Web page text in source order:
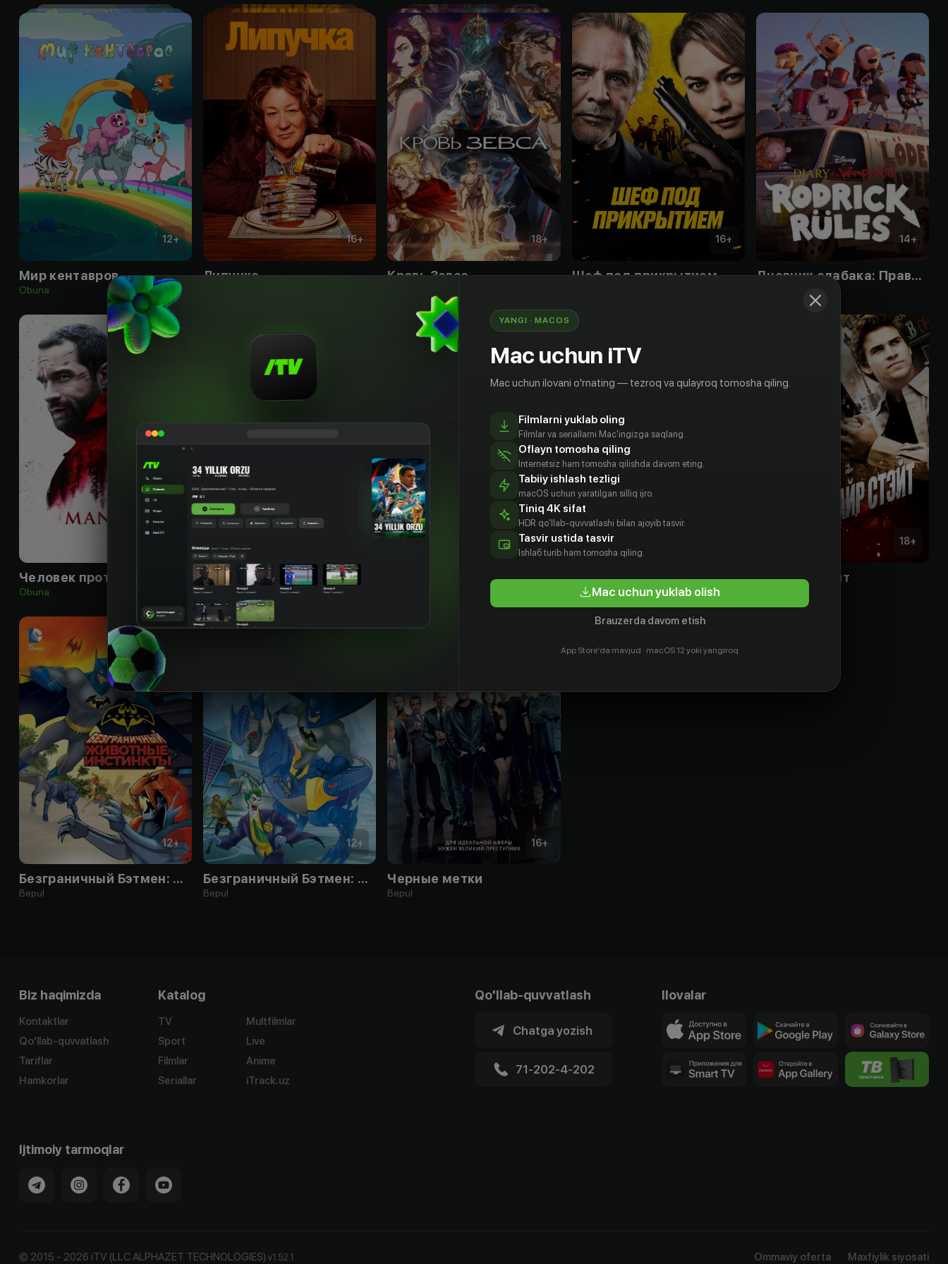
12+
Мир кентавров
Obuna
16+
Липучка
18+
Кровь Зевса
16+
Шеф под прикрытием
14+
Дневник слабака: Правила Родрика
Человек против
Obuna
Красное уведомление
Obuna
12+
Общество справедливости: Вторая мировая война Займемся физкультурой
Obuna
18+
Эмпайр Стэйт
12+
Безграничный Бэтмен: Животные инстинкты
Bepul
12+
Безграничный Бэтмен: Нашествие монстров
Bepul
16+
Черные метки
Bepul
Biz haqimizda
Kontaktlar
Qo'llab-quvvatlash
Tariflar
Hamkorlar
Katalog
TV
Sport
Filmlar
Seriallar
Multfilmlar
Live
Anime
iTrack.uz
Qo'llab-quvvatlash
Chatga yozish
71-202-4-202
Ilovalar
Ijtimoiy tarmoqlar
© 2015 - 2026 iTV (LLC ALPHAZET TECHNOLOGIES).v1.52.1 Ommaviy oferta Maxfiylik siyosati
YANGI · MACOS
Mac uchun iTV
Mac uchun ilovani o'rnating — tezroq va qulayroq tomosha qiling.
Filmlarni yuklab oling
Filmlar va seriallarni Mac'ingizga saqlang.
Oflayn tomosha qiling
Internetsiz ham tomosha qilishda davom eting.
Tabiiy ishlash tezligi
macOS uchun yaratilgan silliq ijro.
Tiniq 4K sifat
HDR qo'llab-quvvatlashi bilan ajoyib tasvir.
Tasvir ustida tasvir
Ishlаб turib ham tomosha qiling.
Mac uchun yuklab olish
Brauzerda davom etish
App Store'da mavjud · macOS 12 yoki yangiroq